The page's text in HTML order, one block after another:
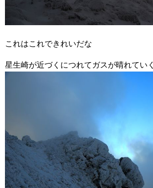
これはこれできれいだな
星生崎が近づくにつれてガスが晴れていく